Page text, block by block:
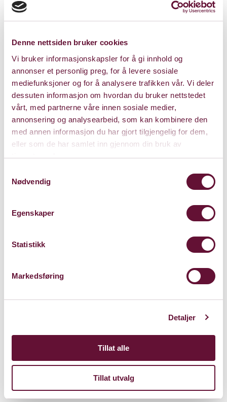
Denne nettsiden bruker cookies
Vi bruker informasjonskapsler for å gi innhold og
annonser et personlig preg, for å levere sosiale
mediefunksjoner og for å analysere trafikken vår. Vi deler
dessuten informasjon om hvordan du bruker nettstedet
vårt, med partnerne våre innen sosiale medier,
annonsering og analysearbeid, som kan kombinere den
med annen informasjon du har gjort tilgjengelig for dem,
eller som de har samlet inn gjennom din bruk av
tjenestene deres.
Nødvendig
Egenskaper
Statistikk
Markedsføring
Detaljer
Tillat alle
Tillat utvalg
van Immerseel. Nå oppleves kanskje ikke akkurat det
som en sensasjon, men klangbildet på denne konserten
det man får med moderne flygel. Så hvis noen ønsker å
hensettes tilbake i tid, til disse komponistenes
klangverden, til en helt annen klanglig intimitet enn
hva vi hører på de fleste konserter i dag. Ta turen,
avslutter Kielland.
Åpen Masterclass
Utvalgte studenter ved Norges Musikkhøgskole har
16. mars i Store Sal, Bærum Kulturhus. Publikum og
Konsertintroduksjon
Før konserten 17. mars holdes konsertintroduksjon ved
Liv Glaser om fortepiano og tidligmusikk. Foajéscenen i
Info til presse
- Åpen Masterclass for utvalgte studenter fra Norges
Musikkhøgskole med Jos van Immerseel og Claire
(Chevallier)
- Konsertintroduksjon 17. mars kl 18.30. Fortepiano og
- Konsert 17. mars kl 19.30 Bærum Kulturhus